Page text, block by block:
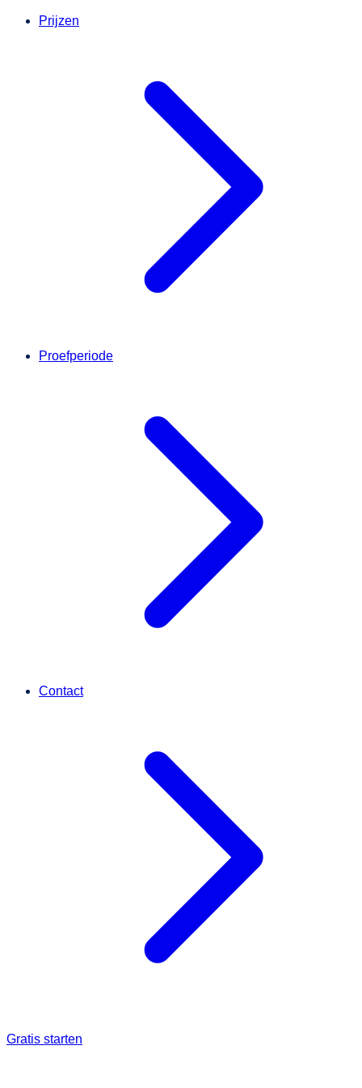
Prijzen
Proefperiode
Contact
Gratis starten